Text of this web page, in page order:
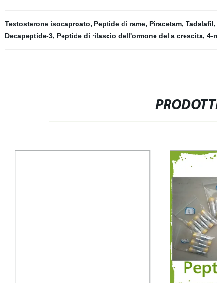
Testosterone isocaproato, Peptide di rame, Piracetam, Tadalafil,
Decapeptide-3, Peptide di rilascio dell'ormone della crescita, 4-